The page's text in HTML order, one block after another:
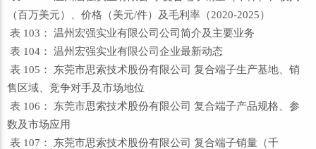
（百万美元）、价格（美元/件）及毛利率（2020-2025）
表 103： 温州宏强实业有限公司公司简介及主要业务
表 104： 温州宏强实业有限公司企业最新动态
表 105： 东莞市思索技术股份有限公司 复合端子生产基地、销
售区域、竞争对手及市场地位
表 106： 东莞市思索技术股份有限公司 复合端子产品规格、参
数及市场应用
表 107： 东莞市思索技术股份有限公司 复合端子销量（千